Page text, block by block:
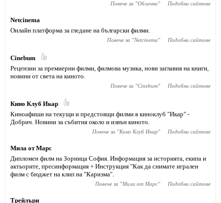
Повече за "Облачно" Подобни сайтове
Netcinema
Онлайн платформа за гледане на български филми.
Повече за "Netcinema" Подобни сайтове
Cinebum
Рецензии за премиерни филми, филмова музика, нови заглавия на книги,
новини от света на киното.
Повече за "Cinebum" Подобни сайтове
Кино Клуб Икар
Киноафиши на текущи и предстоящи филми в киноклуб "Икар" -
Добрич. Новини за събития около и извън киното.
Повече за "Кино Клуб Икар" Подобни сайтове
Мила от Марс
Дипломен филм на Зорница София. Информация за историята, екипа и
актьорите, пресинформация + Инструкция "Как да снимате игрален
филм с бюджет на клип на "Каризма".
Повече за "Мила от Марс" Подобни сайтове
Трейлъри